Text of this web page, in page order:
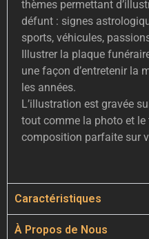
thèmes permettant
défunt : signes
sports, véhicules,
Illustrer la plaque
une façon d’entretenir la
les années.
L’illustration est gravée
tout comme la photo et le
composition parfaite sur
Caractéristiques
À Propos de Nous